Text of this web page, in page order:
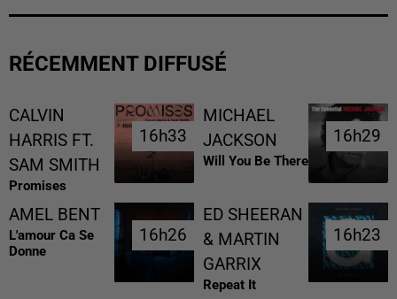
RÉCEMMENT DIFFUSÉ
CALVIN
HARRIS FT.
SAM SMITH
Promises
16h33
16h33
MICHAEL
JACKSON
Will You Be There
16h29
16h29
AMEL BENT
L'amour Ca Se
Donne
16h26
16h26
ED SHEERAN
& MARTIN
GARRIX
Repeat It
16h23
16h23